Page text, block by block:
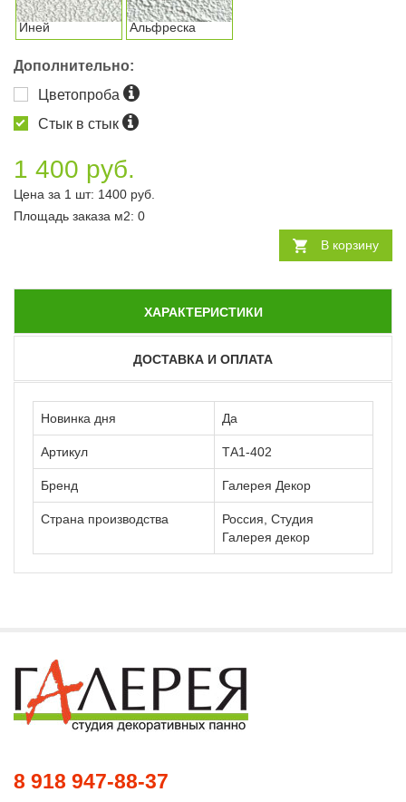
Иней Альфреска
Дополнительно:
Цветопроба
Стык в стык
1 400 руб.
Цена за 1 шт: 1400 руб.
Площадь заказа м2: 0
В корзину
ХАРАКТЕРИСТИКИ
ДОСТАВКА И ОПЛАТА
Новинка дня Да
Артикул ТА1-402
Бренд Галерея Декор
Страна производства
Россия, Студия
Галерея декор
8 918 947-88-37